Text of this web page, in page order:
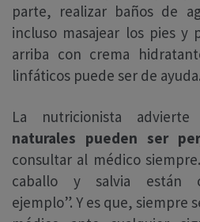
parte, realizar baños de
incluso masajear los pies y
arriba con crema
linfáticos puede ser de ayuda.
La nutricionista
naturales pueden ser
consultar al médico
caballo y salvia están
ejemplo”. Y es que, siempre